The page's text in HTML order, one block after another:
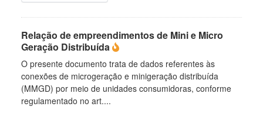
Relação de empreendimentos de Mini e Micro
Geração Distribuída
O presente documento trata de dados referentes às
conexões de microgeração e minigeração distribuída
(MMGD) por meio de unidades consumidoras, conforme
regulamentado no art....